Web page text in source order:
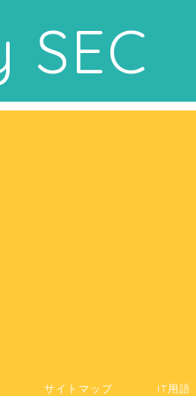
SEC
サイトマップ IT用語